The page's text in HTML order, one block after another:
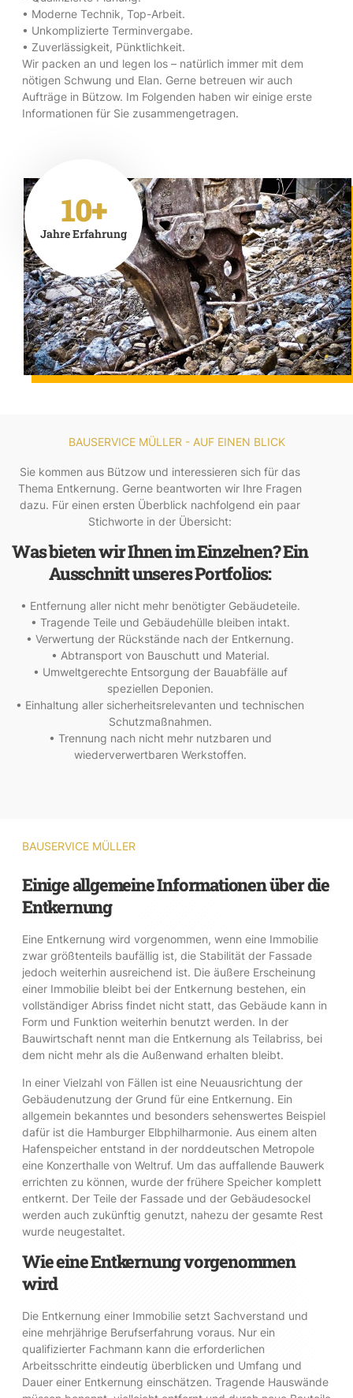
• Moderne Technik, Top-Arbeit.
• Unkomplizierte Terminvergabe.
• Zuverlässigkeit, Pünktlichkeit.
Wir packen an und legen los – natürlich immer mit dem
nötigen Schwung und Elan. Gerne betreuen wir auch
Aufträge in Bützow. Im Folgenden haben wir einige erste
Informationen für Sie zusammengetragen.
10+
Jahre Erfahrung
BAUSERVICE MÜLLER - AUF EINEN BLICK
Sie kommen aus Bützow und interessieren sich für das
Thema Entkernung. Gerne beantworten wir Ihre Fragen
dazu. Für einen ersten Überblick nachfolgend ein paar
Stichworte in der Übersicht:
Was bieten wir Ihnen im Einzelnen? Ein
Ausschnitt unseres Portfolios:
• Entfernung aller nicht mehr benötigter Gebäudeteile.
• Tragende Teile und Gebäudehülle bleiben intakt.
• Verwertung der Rückstände nach der Entkernung.
• Abtransport von Bauschutt und Material.
• Umweltgerechte Entsorgung der Bauabfälle auf
speziellen Deponien.
• Einhaltung aller sicherheitsrelevanten und technischen
Schutzmaßnahmen.
• Trennung nach nicht mehr nutzbaren und
wiederverwertbaren Werkstoffen.
BAUSERVICE MÜLLER
Einige allgemeine Informationen über die
Entkernung
Eine Entkernung wird vorgenommen, wenn eine Immobilie
zwar größtenteils baufällig ist, die Stabilität der Fassade
jedoch weiterhin ausreichend ist. Die äußere Erscheinung
einer Immobilie bleibt bei der Entkernung bestehen, ein
vollständiger Abriss findet nicht statt, das Gebäude kann in
Form und Funktion weiterhin benutzt werden. In der
Bauwirtschaft nennt man die Entkernung als Teilabriss, bei
dem nicht mehr als die Außenwand erhalten bleibt.
In einer Vielzahl von Fällen ist eine Neuausrichtung der
Gebäudenutzung der Grund für eine Entkernung. Ein
allgemein bekanntes und besonders sehenswertes Beispiel
dafür ist die Hamburger Elbphilharmonie. Aus einem alten
Hafenspeicher entstand in der norddeutschen Metropole
eine Konzerthalle von Weltruf. Um das auffallende Bauwerk
errichten zu können, wurde der frühere Speicher komplett
entkernt. Der Teile der Fassade und der Gebäudesockel
werden auch zukünftig genutzt, nahezu der gesamte Rest
wurde neugestaltet.
Wie eine Entkernung vorgenommen
wird
Die Entkernung einer Immobilie setzt Sachverstand und
eine mehrjährige Berufserfahrung voraus. Nur ein
qualifizierter Fachmann kann die erforderlichen
Arbeitsschritte eindeutig überblicken und Umfang und
Dauer einer Entkernung einschätzen. Tragende Hauswände